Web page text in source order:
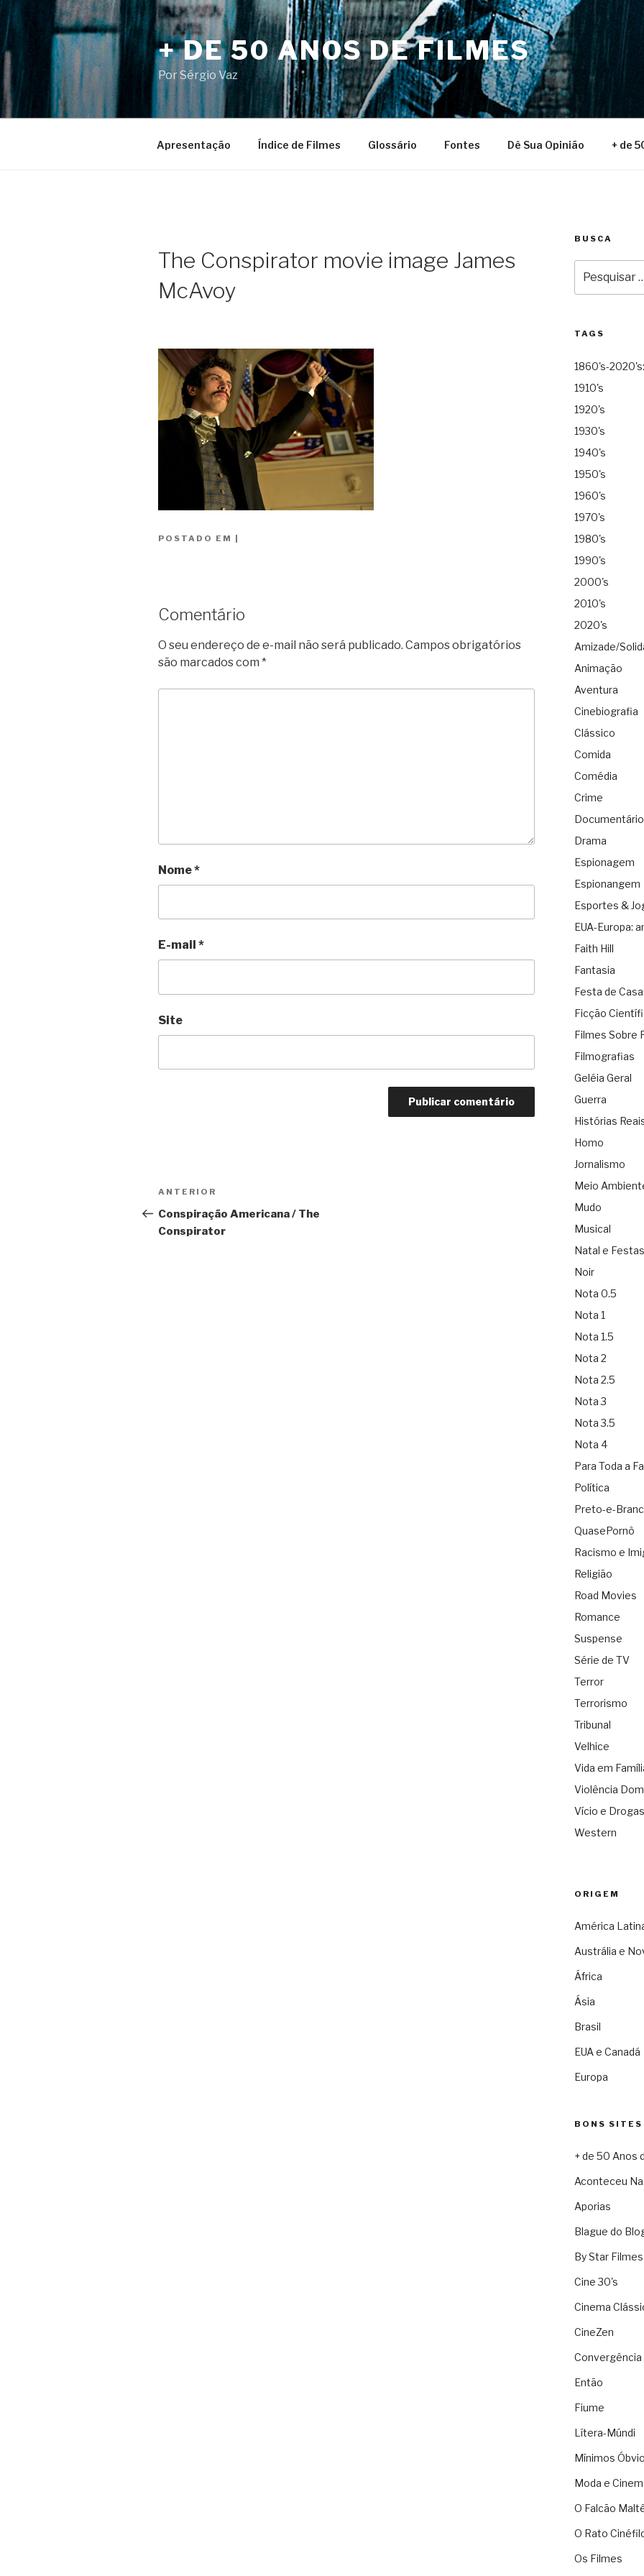
para
o
conteúdo
+ DE 50 ANOS DE FILMES
Por Sérgio Vaz
Apresentação Índice de Filmes Glossário Fontes Dê Sua Opinião + de
The Conspirator movie image James
McAvoy
POSTADO EM
Comentário
O seu endereço de e-mail não será publicado. Campos obrigatórios
são marcados com *
Nome*
E-mail *
Site
Navegação
de
Post
Anterior
ANTERIOR
Conspiração Americana / The
Conspirator
BUSCA
por:
TAGS
1860's-
1910's
1920's
1930's
1940's
1950's
1960's
1970's
1980's
1990's
2000's
2010's
2020's
Amizade/
Animação
Aventura
Cinebiografia
Clássico
Comida
Comédia
Crime
Documentário
Drama
Espionagem
Espionangem
Esportes &
EUA-Europa:
Faith Hill
Fantasia
Festa de
Ficção
Filmes Sobre
Filmografias
Geléia Geral
Guerra
Histórias
Homo
Jornalismo
Meio
Mudo
Musical
Natal e Festas
Noir
Nota 0.5
Nota 1
Nota 1.5
Nota 2
Nota 2.5
Nota 3
Nota 3.5
Nota 4
Para Toda a
Política
Preto-e-
QuasePornô
Racismo e
Religião
Road Movies
Romance
Suspense
Série de TV
Terror
Terrorismo
Tribunal
Velhice
Vida em
Violência
Vício e Drogas
Western
ORIGEM
América
Austrália e
África
Ásia
Brasil
EUA e Canadá
Europa
BONS SITES
+ de 50 Anos
Aconteceu
Aporias
Blague do
By Star Filmes
Cine 30's
Cinema
CineZen
Convergência
Então
Fiume
Lítera-Múndi
Mínimos
Moda e
O Falcão
O Rato
Os Filmes